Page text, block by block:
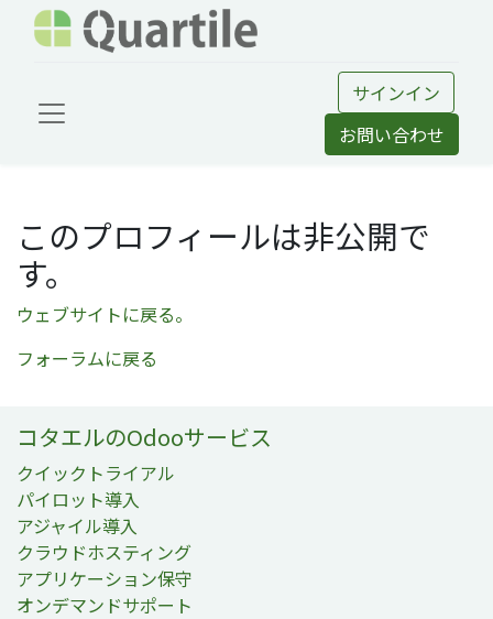
サインイン
お問い合わせ
このプロフィールは非公開で
す。
ウェブサイトに戻る。
フォーラムに戻る
コタエルのOdooサービス
クイックトライアル
パイロット導入
アジャイル導入
クラウドホスティング
アプリケーション保守
オンデマンドサポート